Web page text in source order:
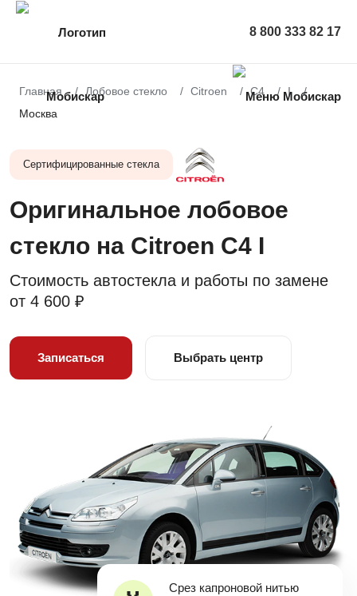
8 800 333 82 17
Главная Лобовое стекло Citroen C4
I
Москва
Сертифицированные стекла
Оригинальное лобовое
стекло на Citroen C4 I
Стоимость автостекла и работы по замене
от 4 600 ₽
Записаться Выбрать центр
Срез капроновой нитью